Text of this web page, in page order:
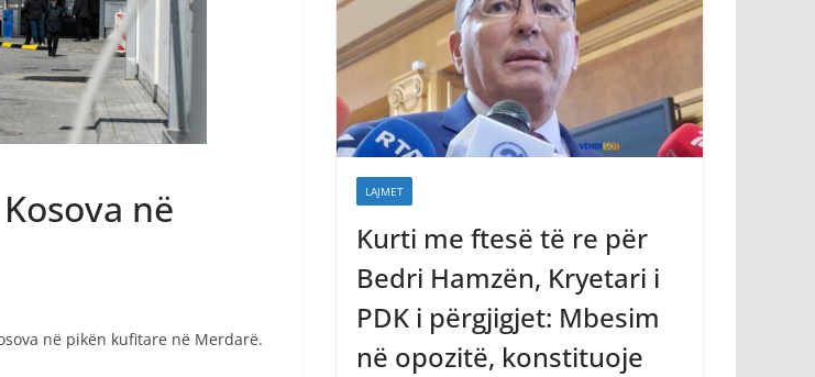
në
në pikën kufitare në Merdarë.
LAJMET
Kurti me ftesë të re për
Bedri Hamzën, Kryetari i
PDK i përgjigjet: Mbesim
në opozitë, konstituoje